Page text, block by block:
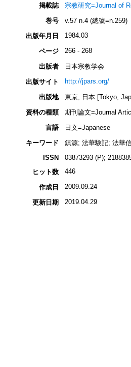
掲載誌
宗教研究=Journal of
巻号
v.57 n.4 (總號=n.259)
出版年月日
1984.03
ページ 266 - 268
出版者
日本宗教学会
出版サイト
http://jpars.org/
出版地
東京, 日本 [Tokyo,
資料の種類
期刊論文=Journal
言語
日文=Japanese
キーワード
鎮源; 法華験記; 法華
ISSN
03873293 (P);
ヒット数
446
作成日 2009.09.24
更新日期 2019.04.29